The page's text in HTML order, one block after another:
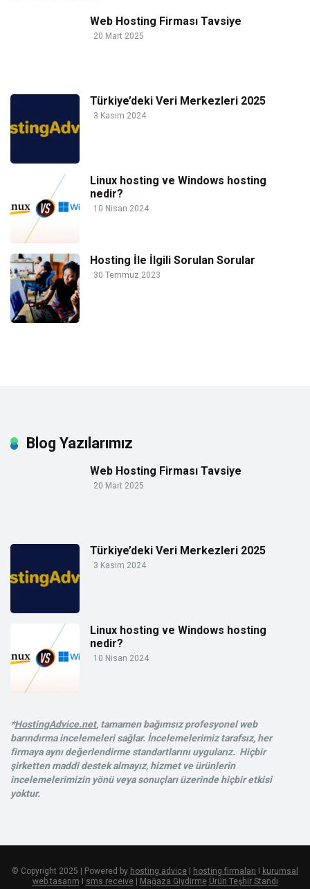
Web Hosting Firması Tavsiye
20 Mart 2025
Türkiye’deki Veri Merkezleri 2025
3 Kasım 2024
Linux hosting ve Windows hosting
nedir?
10 Nisan 2024
Hosting İle İlgili Sorulan Sorular
30 Temmuz 2023
Blog Yazılarımız
Web Hosting Firması Tavsiye
20 Mart 2025
Türkiye’deki Veri Merkezleri 2025
3 Kasım 2024
Linux hosting ve Windows hosting
nedir?
10 Nisan 2024
*HostingAdvice.net, tamamen bağımsız profesyonel web
barındırma incelemeleri sağlar. İncelemelerimiz tarafsız, her
firmaya aynı değerlendirme standartlarını uygularız. Hiçbir
şirketten maddi destek almayız, hizmet ve ürünlerin
incelemelerimizin yönü veya sonuçları üzerinde hiçbir etkisi
yoktur.
© Copyright 2025 | Powered by hosting advice hosting firmaları
kurumsal
web tasarım
sms receive| Mağaza Giydirme Ürün Teşhir Standı